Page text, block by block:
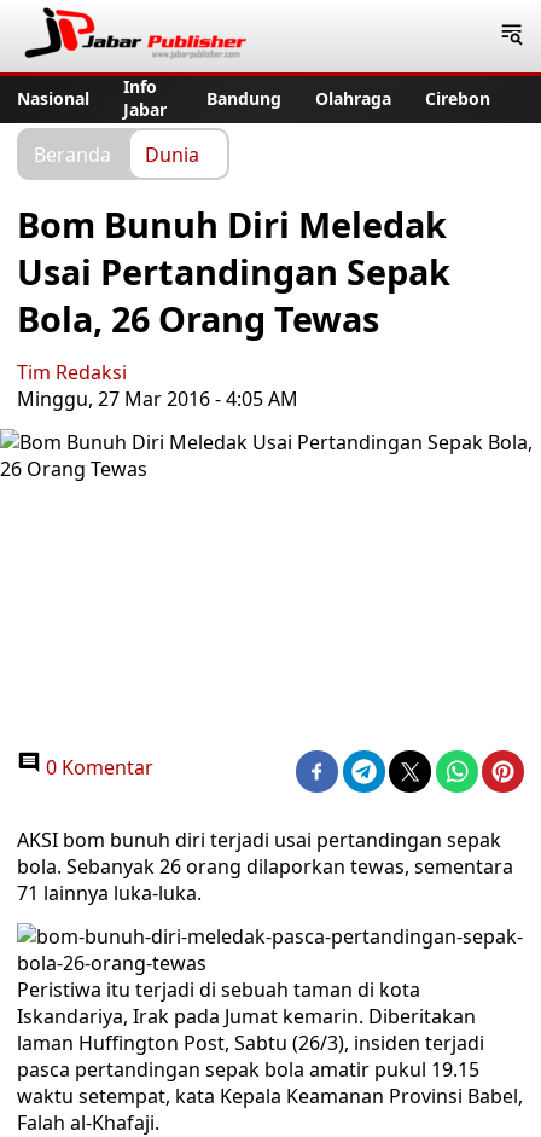
Nasional
Info
Jabar
Bandung Olahraga Cirebon
Beranda Dunia
Bom Bunuh Diri Meledak
Usai Pertandingan Sepak
Bola, 26 Orang Tewas
Tim Redaksi
Minggu, 27 Mar 2016 - 4:05 AM
0 Komentar
AKSI bom bunuh diri terjadi usai pertandingan sepak
bola. Sebanyak 26 orang dilaporkan tewas, sementara
71 lainnya luka-luka.
Peristiwa itu terjadi di sebuah taman di kota
Iskandariya, Irak pada Jumat kemarin. Diberitakan
laman Huffington Post, Sabtu (26/3), insiden terjadi
pasca pertandingan sepak bola amatir pukul 19.15
waktu setempat, kata Kepala Keamanan Provinsi Babel,
Falah al-Khafaji.